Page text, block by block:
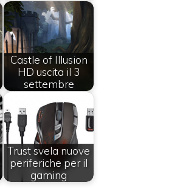
Castle of Illusion
HD uscita il 3
settembre
Trust svela nuove
periferiche per il
gaming